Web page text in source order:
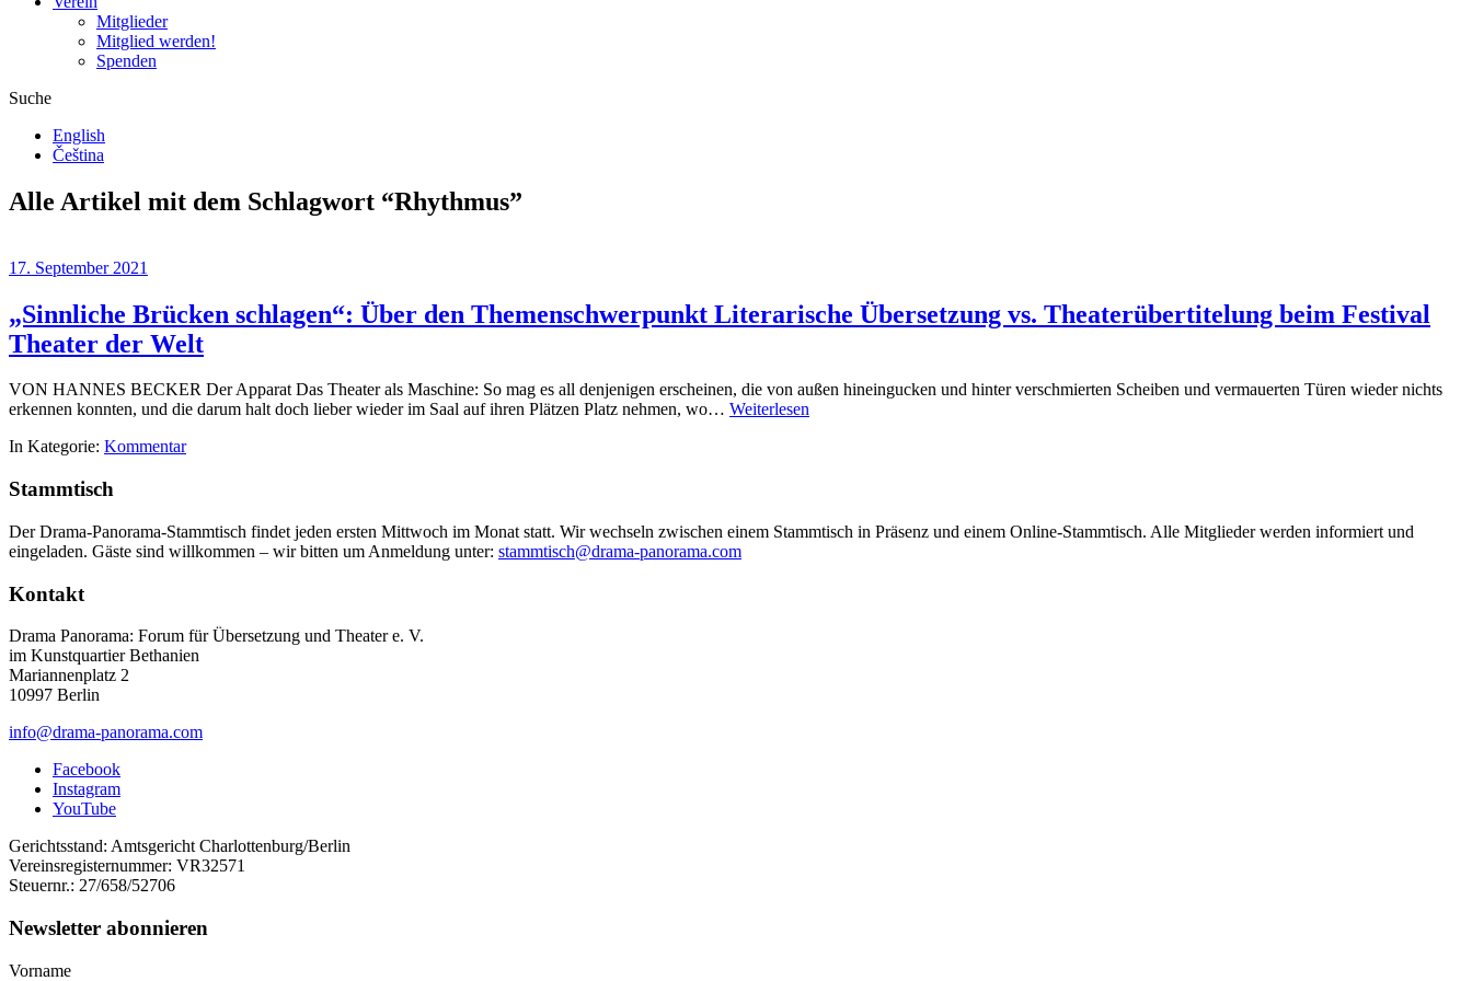
Mitglieder
Mitglied werden!
Spenden
Suche
English
Čeština
Alle Artikel mit dem Schlagwort “Rhythmus”
17. September 2021
„Sinnliche Brücken schlagen“: Über den Themenschwerpunkt Literarische Übersetzung vs. Theaterübertitelung beim Festival
Theater der Welt
VON HANNES BECKER Der Apparat Das Theater als Maschine: So mag es all denjenigen erscheinen, die von außen hineingucken und hinter verschmierten Scheiben und vermauerten Türen wieder nichts
erkennen konnten, und die darum halt doch lieber wieder im Saal auf ihren Plätzen Platz nehmen, wo… Weiterlesen
In Kategorie: Kommentar
Stammtisch
Der Drama-Panorama-Stammtisch findet jeden ersten Mittwoch im Monat statt. Wir wechseln zwischen einem Stammtisch in Präsenz und einem Online-Stammtisch. Alle Mitglieder werden informiert und
eingeladen. Gäste sind willkommen – wir bitten um Anmeldung unter: stammtisch@drama-panorama.com
Kontakt
Drama Panorama: Forum für Übersetzung und Theater e. V.
im Kunstquartier Bethanien
Mariannenplatz 2
10997 Berlin
info@drama-panorama.com
Facebook
Instagram
YouTube
Gerichtsstand: Amtsgericht Charlottenburg/Berlin
Vereinsregisternummer: VR32571
Steuernr.: 27/658/52706
Newsletter abonnieren
Vorname